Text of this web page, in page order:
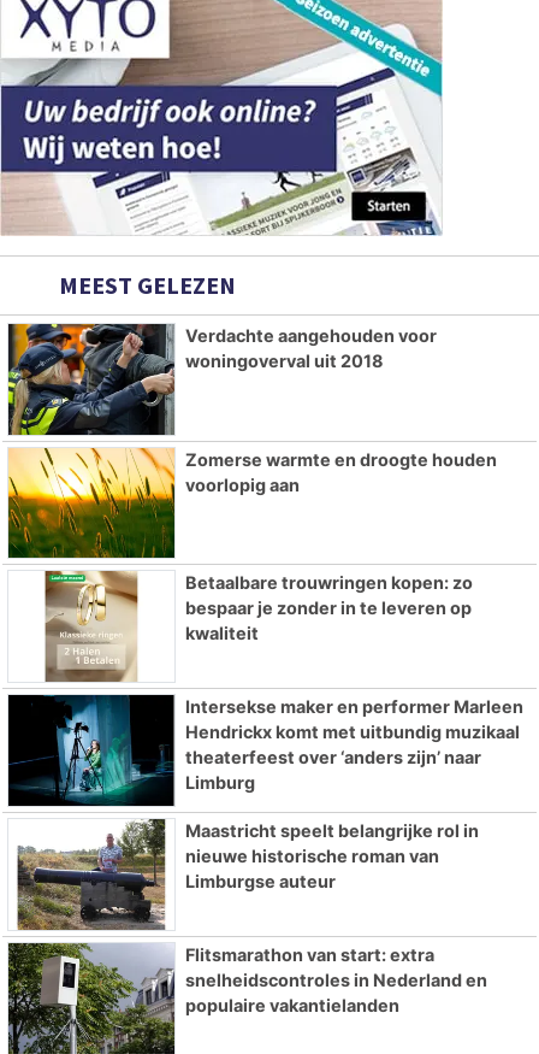
MEEST GELEZEN
Verdachte aangehouden voor
woningoverval uit 2018
Zomerse warmte en droogte houden
voorlopig aan
Betaalbare trouwringen kopen: zo
bespaar je zonder in te leveren op
kwaliteit
Intersekse maker en performer Marleen
Hendrickx komt met uitbundig muzikaal
theaterfeest over ‘anders zijn’ naar
Limburg
Maastricht speelt belangrijke rol in
nieuwe historische roman van
Limburgse auteur
Flitsmarathon van start: extra
snelheidscontroles in Nederland en
populaire vakantielanden